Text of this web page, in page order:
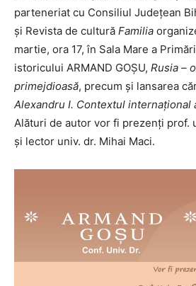
parteneriat cu Consiliul Județean
și Revista de cultură Familia
martie, ora 17, în Sala Mare a
istoricului ARMAND GOȘU, Rusia –
primejdioasă, precum și lansarea
Alexandru I. Contextul internațional
Alături de autor vor fi prezenți prof.
și lector univ. dr. Mihai Maci.